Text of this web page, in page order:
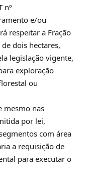
nº
e/ou
respeitar a Fração
dois hectares,
legislação vigente,
exploração
ou
mesmo nas
por lei,
com área
a requisição de
para executar o